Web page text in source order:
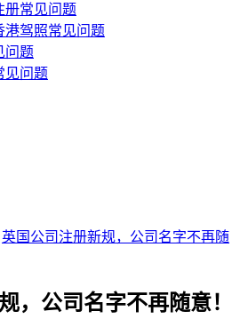
册常见问题
港驾照常见问题
问题
见问题
英国公司注册新规，公司名字不再随
，公司名字不再随意！